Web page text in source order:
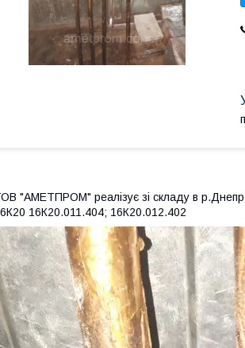
"АМЕТПРОМ" реалізує зі складу в р.Днепр
16К20.011.404; 16К20.012.402